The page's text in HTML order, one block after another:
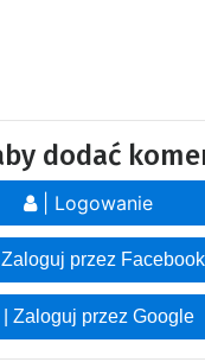
dodać
| Logowanie
Zaloguj przez Facebook
Zaloguj przez Google